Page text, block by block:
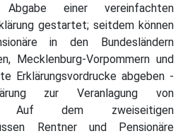
einer vereinfachten
gestartet; seitdem können
in den Bundesländern
Mecklenburg-Vorpommern und
Erklärungsvordrucke abgeben -
zur Veranlagung von
Auf dem zweiseitigen
Rentner und Pensionäre